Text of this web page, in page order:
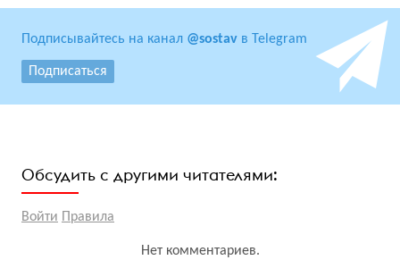
Подписывайтесь на канал @sostav в Telegram
Подписаться
Обсудить с другими читателями:
Войти Правила
Нет комментариев.